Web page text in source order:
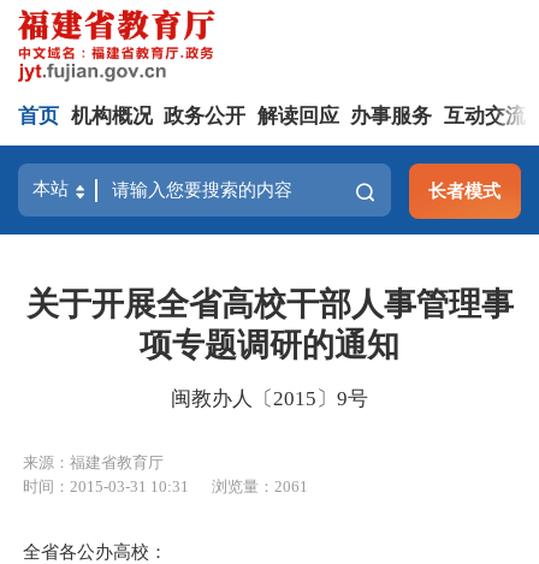
首页 机构概况 政务公开 解读回应 办事服务 互动交流
长者模式
关于开展全省高校干部人事管理事
项专题调研的通知
闽教办人〔2015〕9号
来源：福建省教育厅
时间：2015-03-31 10:31
浏览量：2061
全省各公办高校：